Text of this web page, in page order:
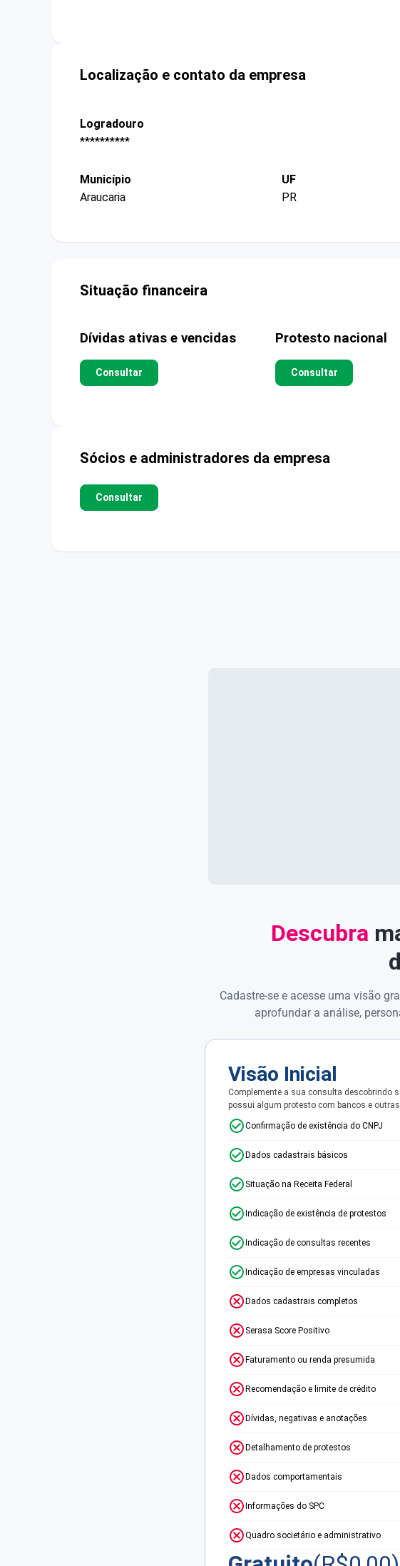
Localização e contato da empresa
Logradouro
**********
Município
Araucaria
UF
PR
Situação financeira
Dívidas ativas e vencidas
Consultar
Protesto nacional
Consultar
Sócios e administradores da empresa
Consultar
Descubra
Cadastre-se e acesse uma visão
aprofundar a análise,
Visão Inicial
Complemente a sua consulta descobrindo
possui algum protesto com bancos e outras
Confirmação de existência do CNPJ
Dados cadastrais básicos
Situação na Receita Federal
Indicação de existência de protestos
Indicação de consultas recentes
Indicação de empresas vinculadas
Dados cadastrais completos
Serasa Score Positivo
Faturamento ou renda presumida
Recomendação e limite de crédito
Dívidas, negativas e anotações
Detalhamento de protestos
Dados comportamentais
Informações do SPC
Quadro societário e administrativo